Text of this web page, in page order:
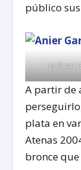
público
La Gran
A partir de
plata en
Atenas
bronce